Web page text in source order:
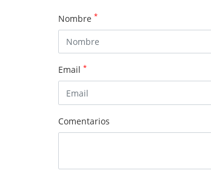
Nombre *
Email *
Comentarios